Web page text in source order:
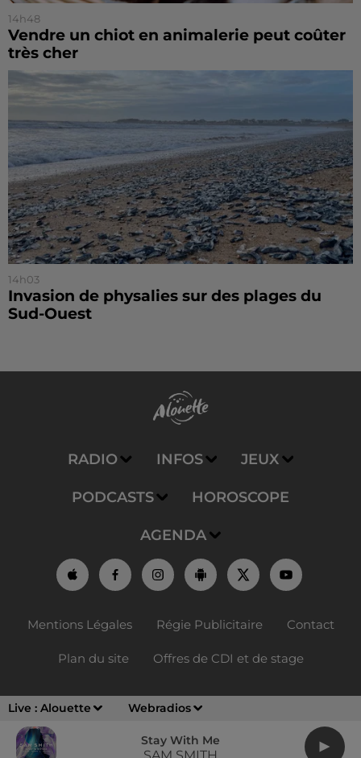
Live : Alouette Webradios
Stay With Me
SAM SMITH
14h48
Vendre un chiot en animalerie peut coûter
très cher
14h03
Invasion de physalies sur des plages du
Sud-Ouest
RADIO INFOS JEUX
PODCASTS HOROSCOPE
AGENDA
Mentions Légales Régie Publicitaire Contact
Plan du site Offres de CDI et de stage